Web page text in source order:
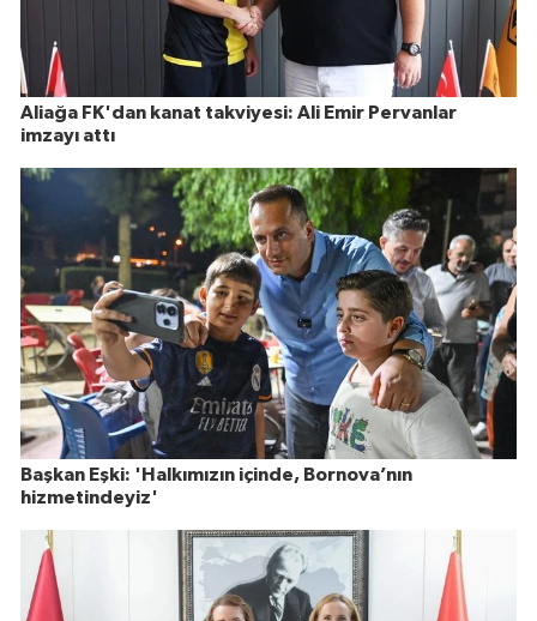
Aliağa FK'dan kanat takviyesi: Ali Emir Pervanlar
imzayı attı
Başkan Eşki: 'Halkımızın içinde, Bornova’nın
hizmetindeyiz'